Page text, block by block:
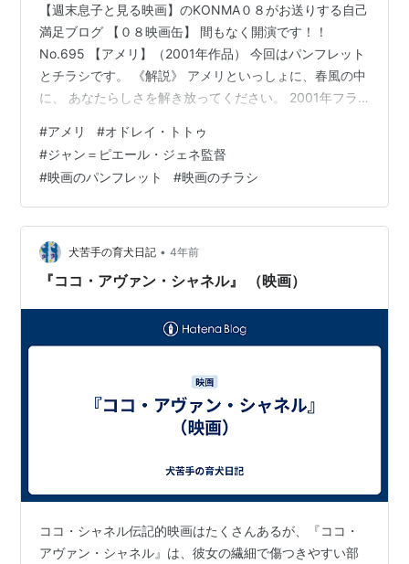
【週末息子と見る映画】のKONMA０８がお送りする自己
満足ブログ 【０８映画缶】 間もなく開演です！！
No.695 【アメリ】（2001年作品） 今回はパンフレット
とチラシです。 《解説》 アメリといっしょに、春風の中
に、 あなたらしさを解き放ってください。 2001年フラ
品…それが【アメリ】だ。この作品が多くの人に愛され
た一番の理由は情緒あふれるモンマルトを舞台にしたこ
のチャーミングなコメディが観客を温かな気分に誘うか
ら。ここに登場するキャラクターは決して恵まれた人々
ではない。内気で人と深い繋がりがもてないヒロイン。
孤独な一人暮らしの老人。…
#アメリ #オドレイ・トトゥ
#ジャン＝ピエール・ジェネ監督
#映画のパンフレット #映画のチラシ
犬苦手の育犬日記 • 4年前
『ココ・アヴァン・シャネル』 （映画）
ココ・シャネル伝記的映画はたくさんあるが、『ココ・
アヴァン・シャネル』は、彼女の繊細で傷つきやすい部